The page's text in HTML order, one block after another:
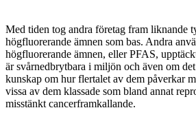
Med tiden tog andra företag fram liknande
högfluorerande ämnen som bas. Andra
högfluorerande ämnen, eller PFAS,
är svårnedbrytbara i miljön och även om
kunskap om hur flertalet av dem påverkar
vissa av dem klassade som bland annat
misstänkt cancerframkallande.